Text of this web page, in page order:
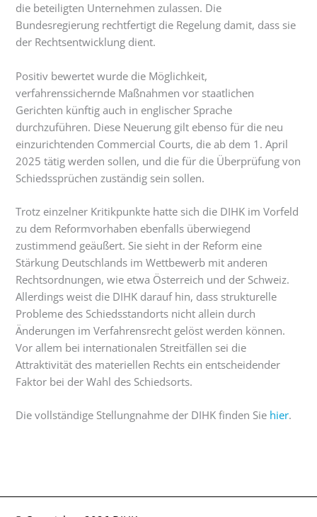
die beteiligten Unternehmen zulassen. Die
Bundesregierung rechtfertigt die Regelung damit, dass sie
der Rechtsentwicklung dient.
Positiv bewertet wurde die Möglichkeit,
verfahrenssichernde Maßnahmen vor staatlichen
Gerichten künftig auch in englischer Sprache
durchzuführen. Diese Neuerung gilt ebenso für die neu
einzurichtenden Commercial Courts, die ab dem 1. April
2025 tätig werden sollen, und die für die Überprüfung von
Schiedssprüchen zuständig sein sollen.
Trotz einzelner Kritikpunkte hatte sich die DIHK im Vorfeld
zu dem Reformvorhaben ebenfalls überwiegend
zustimmend geäußert. Sie sieht in der Reform eine
Stärkung Deutschlands im Wettbewerb mit anderen
Rechtsordnungen, wie etwa Österreich und der Schweiz.
Allerdings weist die DIHK darauf hin, dass strukturelle
Probleme des Schiedsstandorts nicht allein durch
Änderungen im Verfahrensrecht gelöst werden können.
Vor allem bei internationalen Streitfällen sei die
Attraktivität des materiellen Rechts ein entscheidender
Faktor bei der Wahl des Schiedsorts.
Die vollständige Stellungnahme der DIHK finden Sie hier.